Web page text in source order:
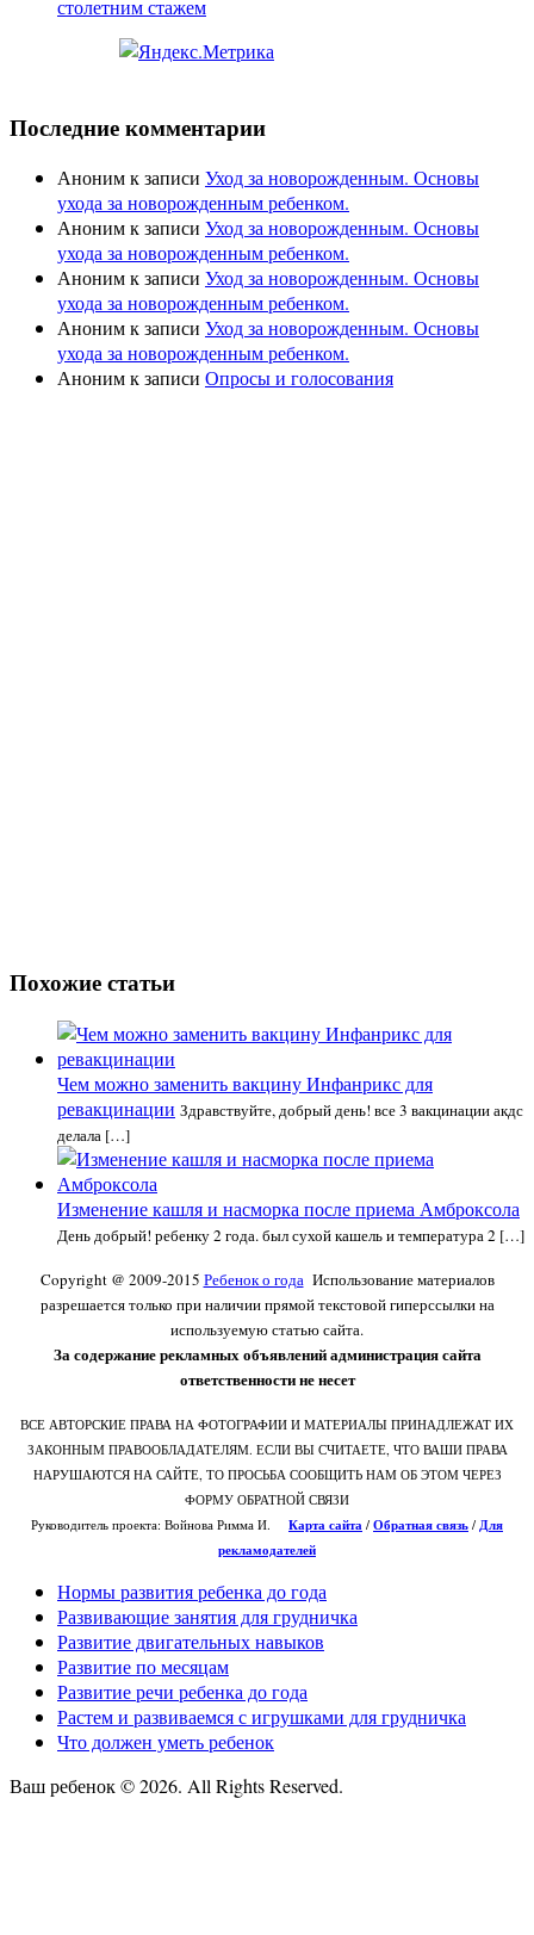
столетним стажем
Последние комментарии
Анонимк записи Уход за новорожденным. Основы
ухода за новорожденным ребенком.
Анонимк записи Уход за новорожденным. Основы
ухода за новорожденным ребенком.
Анонимк записи Уход за новорожденным. Основы
ухода за новорожденным ребенком.
Анонимк записи Уход за новорожденным. Основы
ухода за новорожденным ребенком.
Анонимк записи Опросы и голосования
Похожие статьи
Чем можно заменить вакцину Инфанрикс для
ревакцинации Здравствуйте, добрый день! все 3 вакцинации акдс
делала […]
Изменение кашля и насморка после приема Амброксола
День добрый! ребенку 2 года. был сухой кашель и температура 2 […]
Copyright @ 2009-2015 Ребенок о годаИспользование материалов
разрешается только при наличии прямой текстовой гиперссылки на
используемую статью сайта.
За содержание рекламных объявлений администрация сайта
ответственности не несет
ВСЕ АВТОРСКИЕ ПРАВА НА ФОТОГРАФИИ И МАТЕРИАЛЫ ПРИНАДЛЕЖАТ ИХ
ЗАКОННЫМ ПРАВООБЛАДАТЕЛЯМ. ЕСЛИ ВЫ СЧИТАЕТЕ, ЧТО ВАШИ ПРАВА
НАРУШАЮТСЯ НА САЙТЕ, ТО ПРОСЬБА СООБЩИТЬ НАМ ОБ ЭТОМ ЧЕРЕЗ
ФОРМУ ОБРАТНОЙ СВЯЗИ
Руководитель проекта: Войнова Римма И. Карта сайта / Обратная связь / Для
рекламодателей
Нормы развития ребенка до года
Развивающие занятия для грудничка
Развитие двигательных навыков
Развитие по месяцам
Развитие речи ребенка до года
Растем и развиваемся с игрушками для грудничка
Что должен уметь ребенок
Ваш ребенок © 2026. All Rights Reserved.